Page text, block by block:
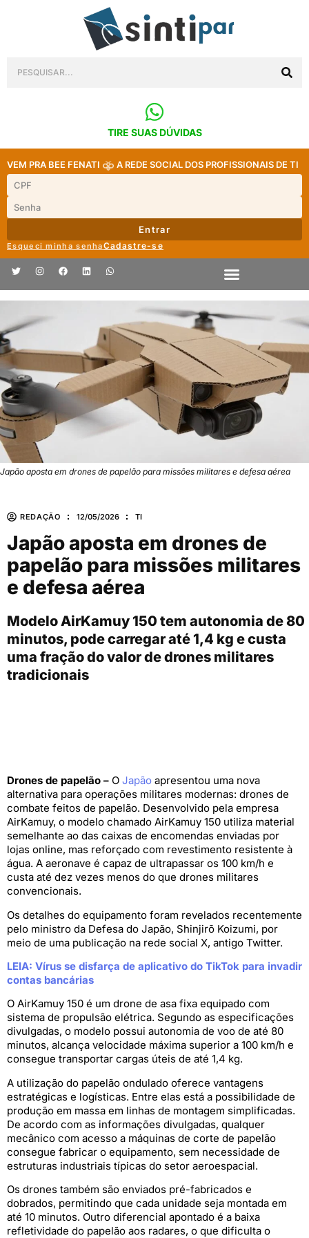
TIRE SUAS DÚVIDAS
VEM PRA BEE FENATI A REDE SOCIAL DOS PROFISSIONAIS DE TI
Entrar
Esqueci minha senhaCadastre-se
Japão aposta em drones de papelão para missões militares e defesa aérea
REDAÇÃO 12/05/2026 TI
Japão aposta em drones de
papelão para missões militares
e defesa aérea
Modelo AirKamuy 150 tem autonomia de 80
minutos, pode carregar até 1,4 kg e custa
uma fração do valor de drones militares
tradicionais
Drones de papelão – O Japão apresentou uma nova
alternativa para operações militares modernas: drones de
combate feitos de papelão. Desenvolvido pela empresa
AirKamuy, o modelo chamado AirKamuy 150 utiliza material
semelhante ao das caixas de encomendas enviadas por
lojas online, mas reforçado com revestimento resistente à
água. A aeronave é capaz de ultrapassar os 100 km/h e
custa até dez vezes menos do que drones militares
convencionais.
Os detalhes do equipamento foram revelados recentemente
pelo ministro da Defesa do Japão, Shinjirō Koizumi, por
meio de uma publicação na rede social X, antigo Twitter.
LEIA: Vírus se disfarça de aplicativo do TikTok para invadir
contas bancárias
O AirKamuy 150 é um drone de asa fixa equipado com
sistema de propulsão elétrica. Segundo as especificações
divulgadas, o modelo possui autonomia de voo de até 80
minutos, alcança velocidade máxima superior a 100 km/h e
consegue transportar cargas úteis de até 1,4 kg.
A utilização do papelão ondulado oferece vantagens
estratégicas e logísticas. Entre elas está a possibilidade de
produção em massa em linhas de montagem simplificadas.
De acordo com as informações divulgadas, qualquer
mecânico com acesso a máquinas de corte de papelão
consegue fabricar o equipamento, sem necessidade de
estruturas industriais típicas do setor aeroespacial.
Os drones também são enviados pré-fabricados e
dobrados, permitindo que cada unidade seja montada em
até 10 minutos. Outro diferencial apontado é a baixa
refletividade do papelão aos radares, o que dificulta o